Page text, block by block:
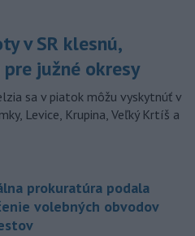
v SR klesnú,
južné okresy
sa v piatok môžu vyskytnúť v
Levice, Krupina, Veľký Krtíš a
prokuratúra podala
volebných obvodov